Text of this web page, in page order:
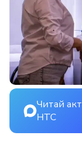
Читай
НТС